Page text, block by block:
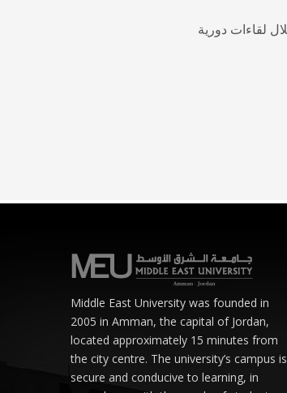
Middle East University was founded in
2005 in Amman, the capital of Jordan,
located approximately 15 minutes from
the city centre. The university’s campus is
secure and conducive to learning, in